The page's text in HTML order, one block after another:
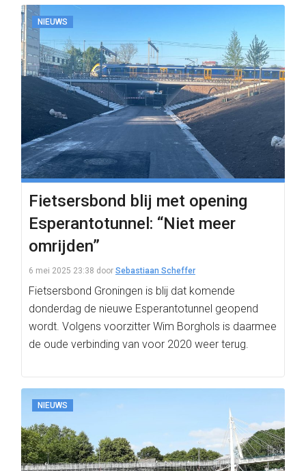
NIEUWS
Fietsersbond blij met opening
Esperantotunnel: “Niet meer
omrijden”
6 mei 2025 23:38 door Sebastiaan Scheffer
Fietsersbond Groningen is blij dat komende
donderdag de nieuwe Esperantotunnel geopend
wordt. Volgens voorzitter Wim Borghols is daarmee
de oude verbinding van voor 2020 weer terug.
NIEUWS